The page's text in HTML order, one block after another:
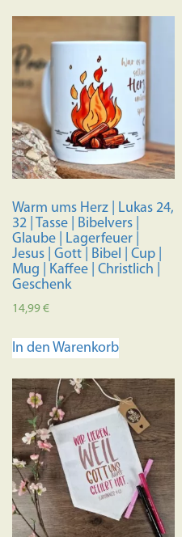
auf.
Die
Optionen
können
auf
der
gewählt
werden
Warm ums Herz | Lukas 24,
32 | Tasse | Bibelvers |
Glaube | Lagerfeuer |
Jesus | Gott | Bibel | Cup |
Mug | Kaffee | Christlich |
Geschenk
14,99€
In den Warenkorb